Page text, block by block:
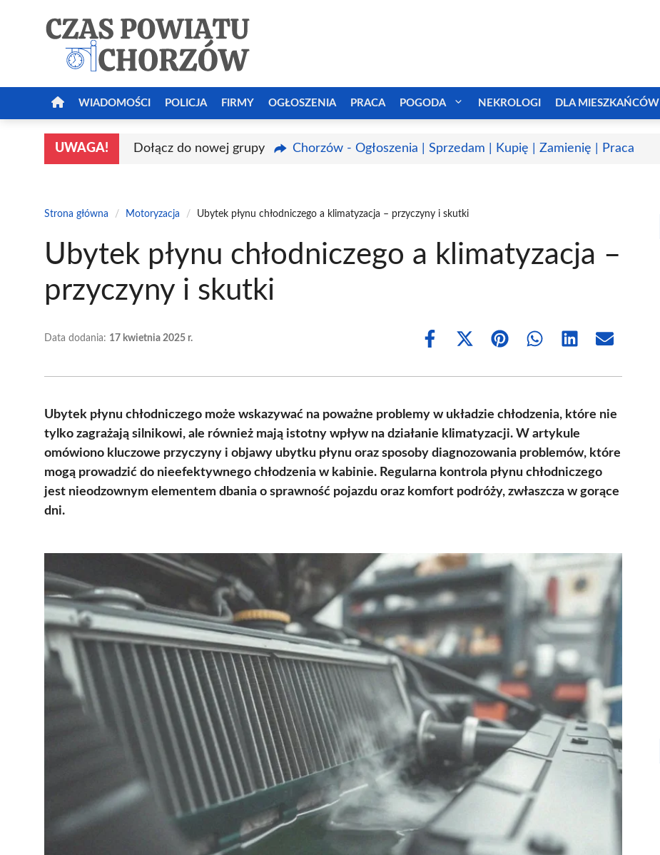
WIADOMOŚCI POLICJA FIRMY OGŁOSZENIA PRACA POGODA NEKROLOGI DLA MIESZKAŃCÓW
UWAGA! Dołącz do nowej grupy Chorzów - Ogłoszenia | Sprzedam | Kupię | Zamienię | Praca
Strona główna / Motoryzacja / Ubytek płynu chłodniczego a klimatyzacja – przyczyny i skutki
Ubytek płynu chłodniczego a klimatyzacja –
przyczyny i skutki
Data dodania: 17 kwietnia 2025 r.
Share
Share
(Twitter)
Share Share Share Share
Ubytek płynu chłodniczego może wskazywać na poważne problemy w układzie chłodzenia, które nie
tylko zagrażają silnikowi, ale również mają istotny wpływ na działanie klimatyzacji. W artykule
omówiono kluczowe przyczyny i objawy ubytku płynu oraz sposoby diagnozowania problemów, które
mogą prowadzić do nieefektywnego chłodzenia w kabinie. Regularna kontrola płynu chłodniczego
jest nieodzownym elementem dbania o sprawność pojazdu oraz komfort podróży, zwłaszcza w gorące
dni.